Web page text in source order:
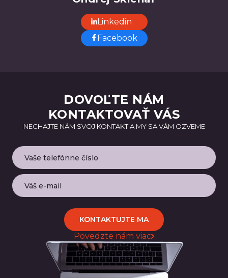
Linkedin
Facebook
DOVOĽTE NÁM
KONTAKTOVAŤ VÁS
NECHAJTE NÁM SVOJ KONTAKT A MY SA VÁM OZVEME
Povedzte nám viac
KONTAKTUJTE MA